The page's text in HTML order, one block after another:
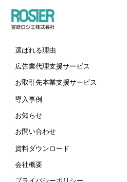
選ばれる理由
広告業代理支援サービス
お取引先本業支援サービス
導入事例
お知らせ
お問い合わせ
資料ダウンロード
会社概要
プライバシーポリシー